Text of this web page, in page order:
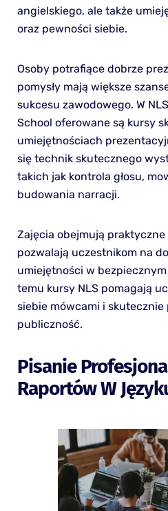
angielskiego, ale także
oraz pewności siebie.
Osoby potrafiące dobrze
pomysły mają większe
sukcesu zawodowego. W
School oferowane są kursy
umiejętnościach
się technik skutecznego
takich jak kontrola głosu,
budowania narracji.
Zajęcia obejmują
pozwalają uczestnikom na
umiejętności w
temu kursy NLS pomagają
siebie mówcami i skutecznie
publiczność.
Pisanie
Raportów W